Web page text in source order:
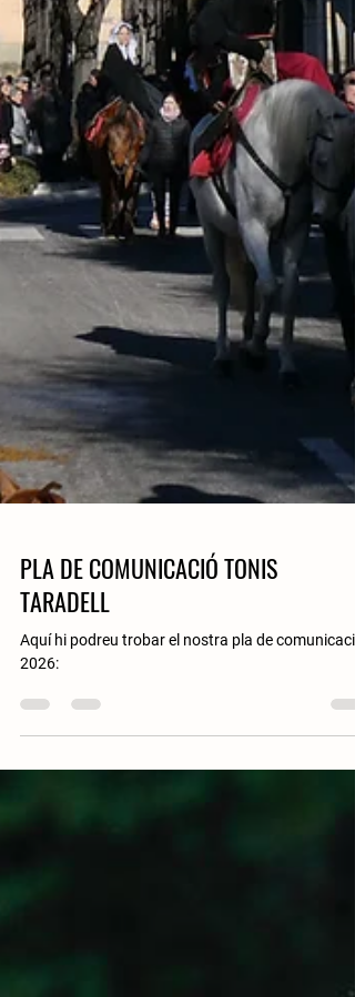
PLA DE COMUNICACIÓ TONIS
TARADELL
Aquí hi podreu trobar el nostra pla de comunicació